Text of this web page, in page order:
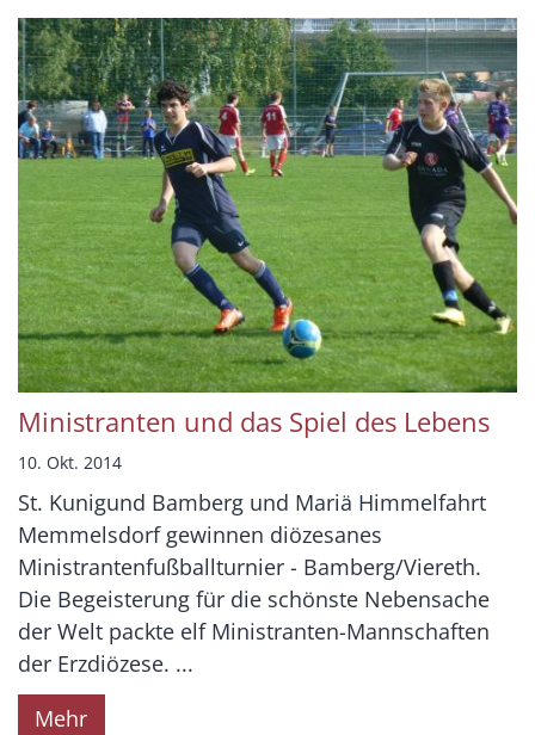
Ministranten und das Spiel des Lebens
10. Okt. 2014
St. Kunigund Bamberg und Mariä Himmelfahrt
Memmelsdorf gewinnen diözesanes
Ministrantenfußballturnier - Bamberg/Viereth.
Die Begeisterung für die schönste Nebensache
der Welt packte elf Ministranten-Mannschaften
der Erzdiözese. ...
Mehr